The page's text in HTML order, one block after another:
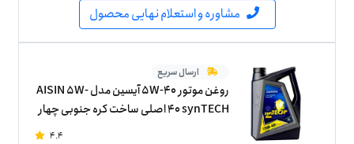
مشاوره و استعلام نهایی محصول
ارسال سریع
روغن موتور 5W-40 آیسین مدل AISIN 5W-
40 synTECH اصلی ساخت کره جنوبی چهار
4.4